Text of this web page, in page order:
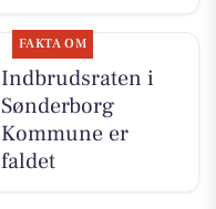
FAKTA OM
Indbrudsraten i
Sønderborg
Kommune er
faldet